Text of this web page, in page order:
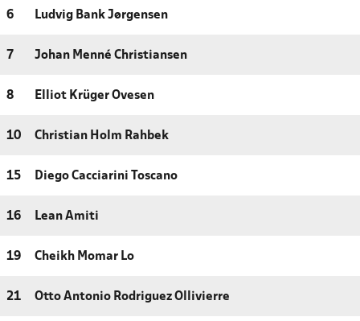
6 Ludvig Bank Jørgensen
7 Johan Menné Christiansen
8 Elliot Krüger Ovesen
10 Christian Holm Rahbek
15 Diego Cacciarini Toscano
16 Lean Amiti
19 Cheikh Momar Lo
21 Otto Antonio Rodriguez Ollivierre